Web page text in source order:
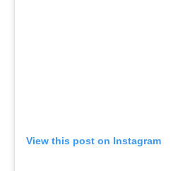
View this post on Instagram